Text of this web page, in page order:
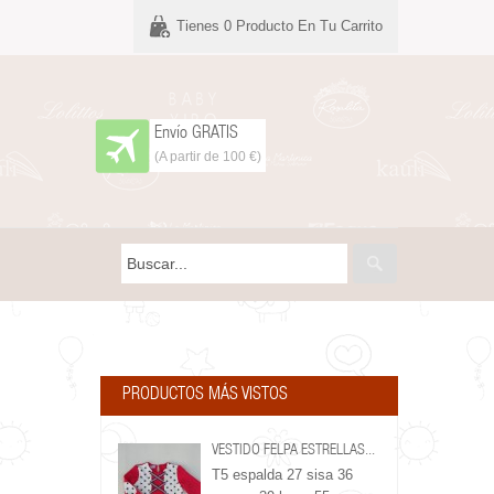
Tienes 0 Producto En Tu Carrito
Envío GRATIS
(A partir de 100 €)
PRODUCTOS MÁS VISTOS
VESTIDO FELPA ESTRELLAS...
T5 espalda 27 sisa 36